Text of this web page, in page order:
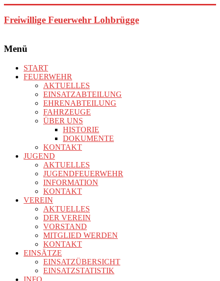
Inhalt
springen
Freiwillige Feuerwehr Lohbrügge
Menü
START
FEUERWEHR
AKTUELLES
EINSATZABTEILUNG
EHRENABTEILUNG
FAHRZEUGE
ÜBER UNS
HISTORIE
DOKUMENTE
KONTAKT
JUGEND
AKTUELLES
JUGENDFEUERWEHR
INFORMATION
KONTAKT
VEREIN
AKTUELLES
DER VEREIN
VORSTAND
MITGLIED WERDEN
KONTAKT
EINSÄTZE
EINSATZÜBERSICHT
EINSATZSTATISTIK
INFO